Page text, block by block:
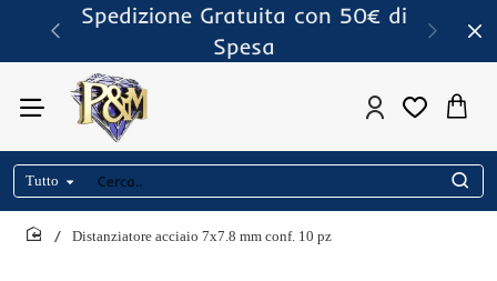
Spedizione Gratuita con 50€ di
Spesa
Tutto
Cerca..
Distanziatore acciaio 7x7.8 mm conf. 10 pz